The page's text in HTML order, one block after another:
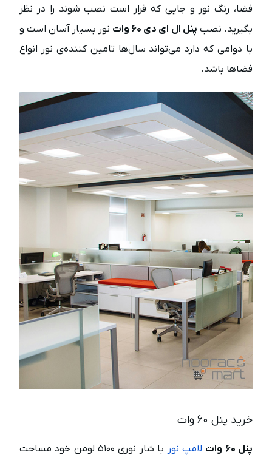
فضا، رنگ نور و جایی که قرار است نصب شوند را در نظر
بگیرید. نصب پنل ال ای دی ۶۰ وات
نور بسیار آسان است و
با دوامی که دارد می‌تواند سال‌ها تامین کننده‌ی نور انواع
فضاها باشد.
خرید پنل ۶۰ وات
پنل ۶۰ وات لامپ نور با شار نوری ۵۱۰۰ لومن خود مساحت